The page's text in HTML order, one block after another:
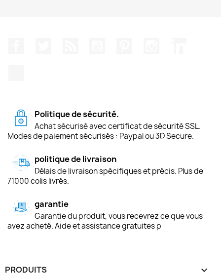
Politique de sécurité.
Achat sécurisé avec certificat de sécurité SSL.
Modes de paiement sécurisés : Paypal ou 3D Secure.
politique de livraison
Délais de livraison spécifiques et précis. Plus de
71000 colis livrés.
garantie
Garantie du produit, vous recevrez ce que vous
avez acheté. Aide et assistance gratuites p
PRODUITS 